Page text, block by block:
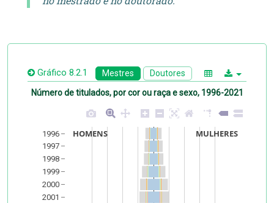
Gráfico 8.2.1 Mestres Doutores
Número de titulados, por cor ou raça e sexo, 1996-2021
2001
2000
1999
1998
1997
1996 HOMENS MULHERES